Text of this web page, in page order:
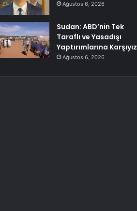
Ağustos 6, 2026
Sudan: ABD’nin Tek
Taraflı ve Yasadışı
Yaptırımlarına Karşıyız
Ağustos 6, 2026